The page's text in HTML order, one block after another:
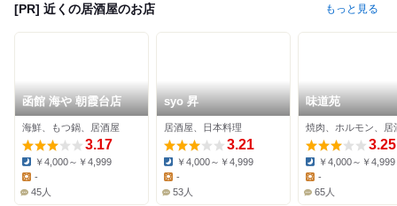
[PR] 近くの居酒屋のお店 もっと見る
函館 海や 朝霞台店
海鮮、もつ鍋、居酒屋
3.17
Dinner:
￥4,000～￥4,999
Lunch:
-
45人
syo 昇
居酒屋、日本料理
3.21
Dinner:
￥4,000～￥4,999
Lunch:
-
53人
味道苑
焼肉、ホルモン、居
3.25
Dinner:
￥4,000～￥4,999
Lunch:
-
65人